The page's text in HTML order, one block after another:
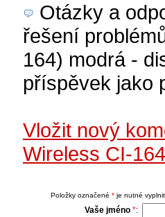
Otázky a
řešení
164) modrá -
příspěvek jako
Vložit nový
Wireless CI-
Položky označené *je nutné
Vaše jméno *: